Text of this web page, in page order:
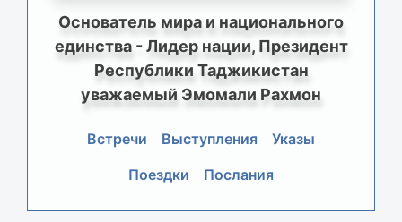
Основатель мира и национального
единства - Лидер нации, Президент
Республики Таджикистан
уважаемый Эмомали Рахмон
Встречи Выступления
Указы
Поездки
Послания